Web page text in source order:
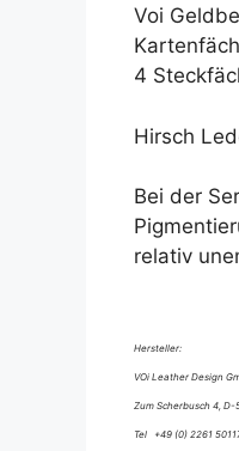
Voi
4
Hirsch
Bei der
relativ
Hersteller:
VOi Leather Design
Zum Scherbusch 4, D-
Tel +49 (0) 2261